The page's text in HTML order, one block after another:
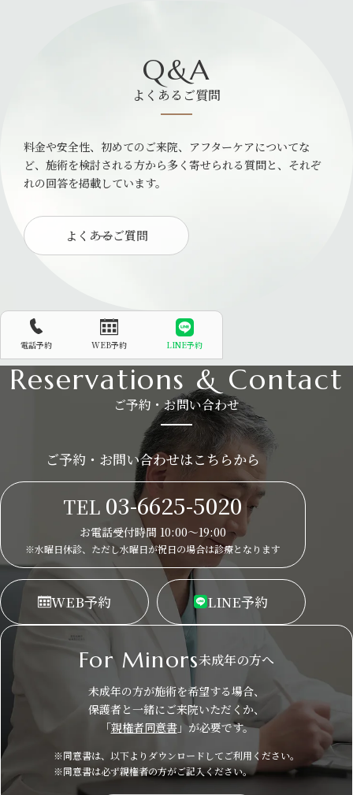
Q&A
よくあるご質問
料金や安全性、初めてのご来院、アフターケアについてな
ど、施術を検討される方から多く寄せられる質問と、それぞ
れの回答を掲載しています。
よくあるご質問
電話予約 WEB予約 LINE予約
Reservations & Contact
ご予約・お問い合わせ
ご予約・お問い合わせはこちらから
TEL 03-6625-5020
お電話受付時間 10:00～19:00
※水曜日休診、ただし水曜日が祝日の場合は診療となります
WEB予約 LINE予約
For Minors未成年の方へ
未成年の方が施術を希望する場合、
保護者と一緒にご来院いただくか、
「親権者同意書」が必要です。
※同意書は、以下よりダウンロードしてご利用ください。
※同意書は必ず親権者の方がご記入ください。